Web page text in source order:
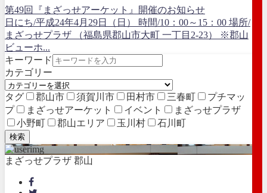
第49回『まざっせアーケット』開催のお知らせ
日にち/平成24年4月29日（日） 時間/10：00～15：00 場所/
まざっせプラザ （福島県郡山市大町 一丁目2-23） ※郡山
ビューホ...
キーワード
カテゴリー
タグ 郡山市 須賀川市 田村市 三春町
プチマッ
プ
まざっせアーケット イベント
まざっせプラザ
小野町
郡山エリア 玉川村 石川町
検索
まざっせプラザ 郡山